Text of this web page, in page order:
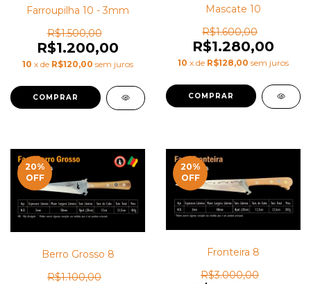
Farroupilha 10 - 3mm
R$1.500,00
R$1.200,00
10 x de R$120,00 sem juros
Mascate 10
R$1.600,00
R$1.280,00
10 x de R$128,00 sem juros
20%
OFF
Berro Grosso 8
R$1.100,00
20%
OFF
Fronteira 8
R$3.000,00